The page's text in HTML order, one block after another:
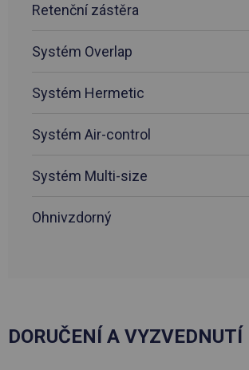
Retenční zástěra
Systém Overlap
Systém Hermetic
Systém Air-control
Systém Multi-size
Ohnivzdorný
DORUČENÍ A VYZVEDNUTÍ